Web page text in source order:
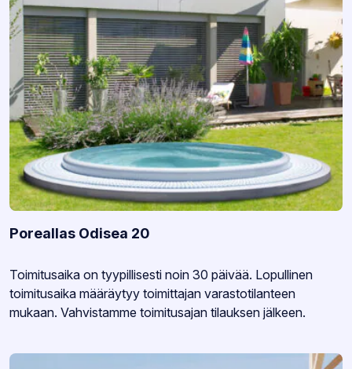
Poreallas Odisea 20
Varastotilanne:
Toimitusaika on tyypillisesti noin 30 päivää. Lopullinen
toimitusaika määräytyy toimittajan varastotilanteen
mukaan. Vahvistamme toimitusajan tilauksen jälkeen.